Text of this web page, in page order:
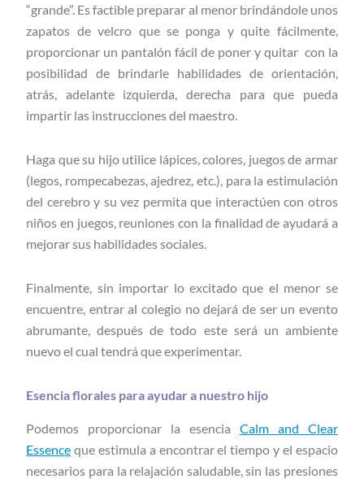
“grande”. Es factible preparar al menor brindándole unos
zapatos de velcro que se ponga y quite fácilmente,
proporcionar un pantalón fácil de poner y quitar con la
posibilidad de brindarle habilidades de orientación,
atrás, adelante izquierda, derecha para que pueda
impartir las instrucciones del maestro.
Haga que su hijo utilice lápices, colores, juegos de armar
(legos, rompecabezas, ajedrez, etc.), para la estimulación
del cerebro y su vez permita que interactúen con otros
niños en juegos, reuniones con la finalidad de ayudará a
mejorar sus habilidades sociales.
Finalmente, sin importar lo excitado que el menor se
encuentre, entrar al colegio no dejará de ser un evento
abrumante, después de todo este será un ambiente
nuevo el cual tendrá que experimentar.
Esencia florales para ayudar a nuestro hijo
Podemos proporcionar la esencia Calm and Clear
Essence que estimula a encontrar el tiempo y el espacio
necesarios para la relajación saludable, sin las presiones